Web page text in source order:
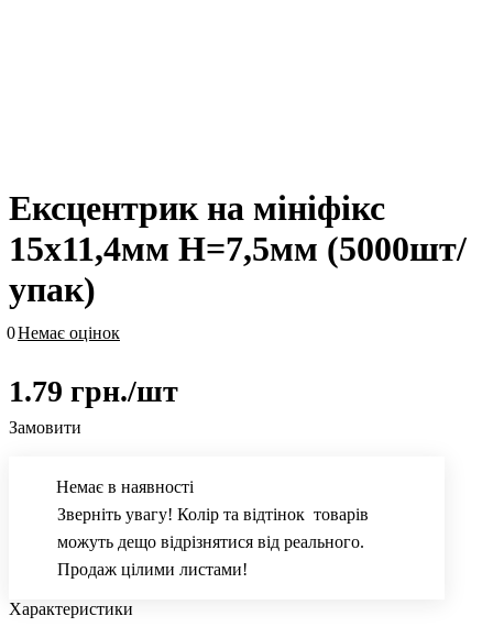
Ексцентрик на мініфікс
15х11,4мм Н=7,5мм (5000шт/
упак)
0Немає оцінок
1.79 грн./шт
Замовити
Немає в наявності
Зверніть увагу! Колір та відтінок товарів
можуть дещо відрізнятися від реального.
Продаж цілими листами!
Характеристики